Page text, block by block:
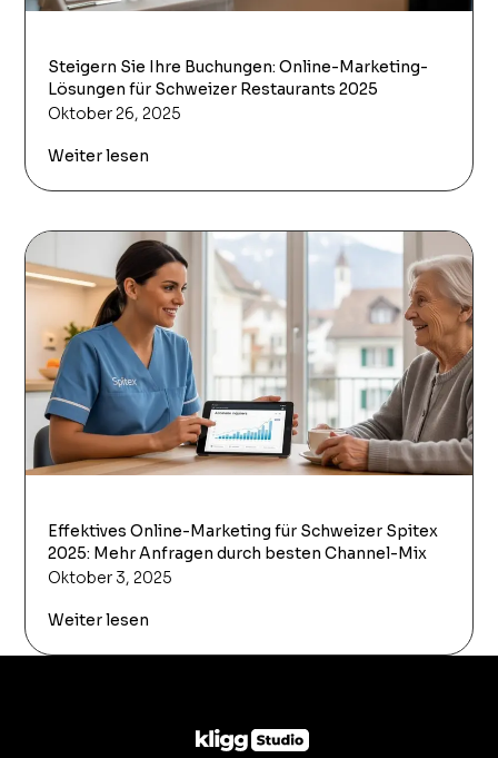
Steigern Sie Ihre Buchungen: Online-Marketing-
Lösungen für Schweizer Restaurants 2025
Oktober 26, 2025
Weiter lesen
Effektives Online-Marketing für Schweizer Spitex
2025: Mehr Anfragen durch besten Channel-Mix
Oktober 3, 2025
Weiter lesen